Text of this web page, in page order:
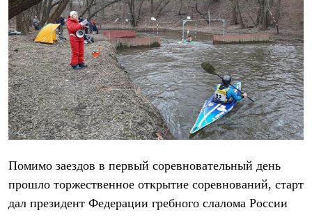
Полезные аксессуары
Книги
Еда
Коврики
Обувь
Женская обувь
Сапоги
Ботинки
Мужская обувь
Ботинки
Кроссовки
Гамаши и бахилы
Бахилы
Тапочки и чуни
Помимо заездов в первый соревновательный день
прошло торжественное открытие соревнований, старт
дал президент Федерации гребного слалома России